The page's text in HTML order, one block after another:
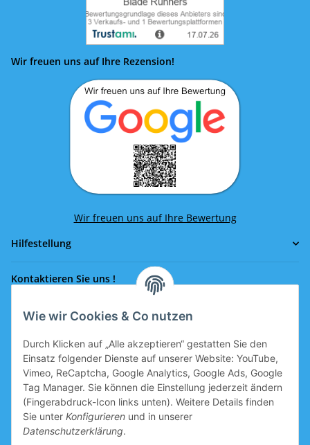
Wie wir Cookies & Co nutzen
Durch Klicken auf „Alle akzeptieren“ gestatten Sie den
Einsatz folgender Dienste auf unserer Website: YouTube,
Vimeo, ReCaptcha, Google Analytics, Google Ads, Google
Tag Manager. Sie können die Einstellung jederzeit ändern
(Fingerabdruck-Icon links unten). Weitere Details finden
Sie unter Konfigurieren und in unserer
Datenschutzerklärung.
Wir freuen uns auf Ihre Rezension!
Wir freuen uns auf Ihre Bewertung
Hilfestellung
Kontaktieren Sie uns !
Rufen Sie uns an!
office@eissport.at
Mitglied der WKO
Informationen